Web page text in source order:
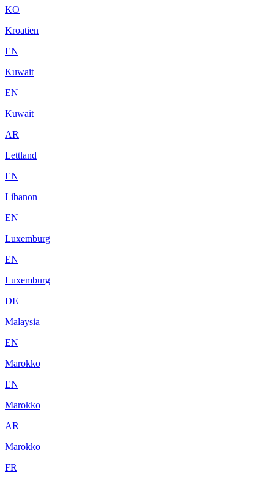
KO
Kroatien
EN
Kuwait
EN
Kuwait
AR
Lettland
EN
Libanon
EN
Luxemburg
EN
Luxemburg
DE
Malaysia
EN
Marokko
EN
Marokko
AR
Marokko
FR